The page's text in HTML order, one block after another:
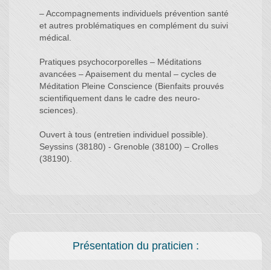
– Accompagnements individuels prévention santé
et autres problématiques en complément du suivi
médical.
Pratiques psychocorporelles – Méditations
avancées – Apaisement du mental – cycles de
Méditation Pleine Conscience (Bienfaits prouvés
scientifiquement dans le cadre des neuro-
sciences).
Ouvert à tous (entretien individuel possible).
Seyssins (38180) - Grenoble (38100) – Crolles
(38190).
Présentation du praticien :